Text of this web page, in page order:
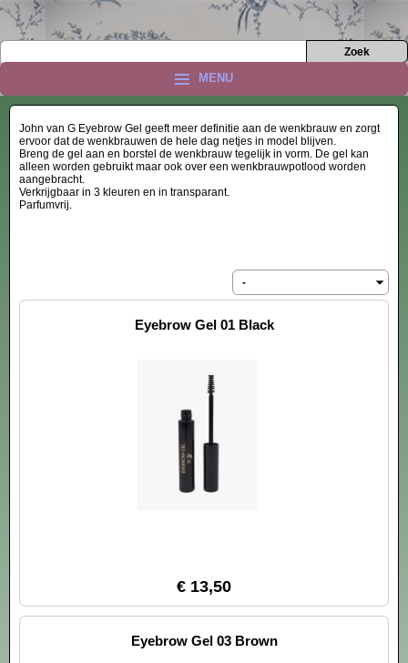
MENU
John van G Eyebrow Gel geeft meer definitie aan de wenkbrauw en zorgt
ervoor dat de wenkbrauwen de hele dag netjes in model blijven.
Breng de gel aan en borstel de wenkbrauw tegelijk in vorm. De gel kan
alleen worden gebruikt maar ook over een wenkbrauwpotlood worden
aangebracht.
Verkrijgbaar in 3 kleuren en in transparant.
Parfumvrij.
Eyebrow Gel 01 Black
€ 13,50
Eyebrow Gel 03 Brown